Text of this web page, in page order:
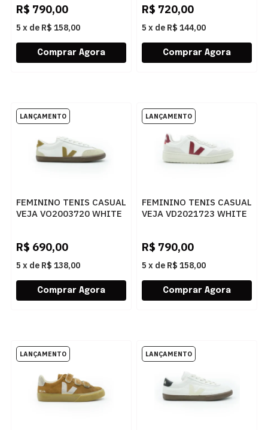
R$ 790,00
5 x de R$ 158,00
R$ 720,00
5 x de R$ 144,00
FEMININO TENIS CASUAL
VEJA VO2003720 WHITE
R$ 690,00
5 x de R$ 138,00
FEMININO TENIS CASUAL
VEJA VD2021723 WHITE
R$ 790,00
5 x de R$ 158,00